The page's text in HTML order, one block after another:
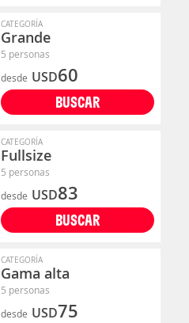
CATEGORÍA
Grande
5 personas
desde USD60
BUSCAR
CATEGORÍA
Fullsize
5 personas
desde USD83
BUSCAR
CATEGORÍA
Gama alta
5 personas
desde USD75